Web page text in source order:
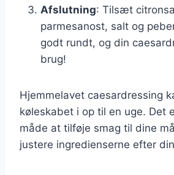
Afslutning: Tilsæt
parmesanost, salt og
godt rundt, og din
brug!
Hjemmelavet caesardressing
køleskabet i op til en uge. Det
måde at tilføje smag til dine
justere ingredienserne efter